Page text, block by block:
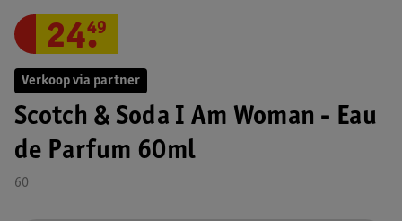
Verkoop via partner
Scotch & Soda I Am Woman - Eau
de Parfum 60ml
60
24.
49